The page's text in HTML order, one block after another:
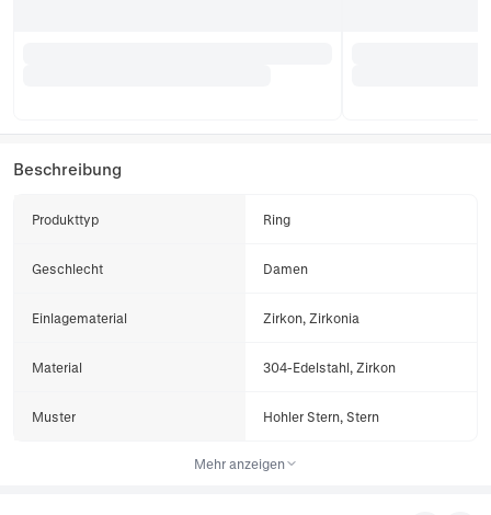
Beschreibung
Produkttyp Ring
Geschlecht Damen
Einlagematerial Zirkon, Zirkonia
Material 304-Edelstahl, Zirkon
Muster Hohler Stern, Stern
Mehr anzeigen